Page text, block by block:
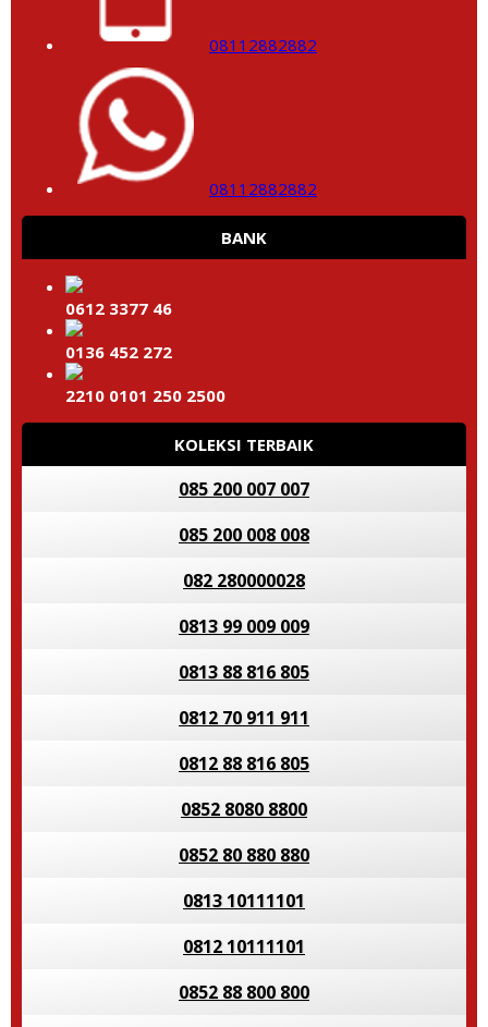
08112882882
08112882882
BANK
0612 3377 46
0136 452 272
2210 0101 250 2500
KOLEKSI TERBAIK
085 200 007 007
085 200 008 008
082 280000028
0813 99 009 009
0813 88 816 805
0812 70 911 911
0812 88 816 805
0852 8080 8800
0852 80 880 880
0813 10111101
0812 10111101
0852 88 800 800